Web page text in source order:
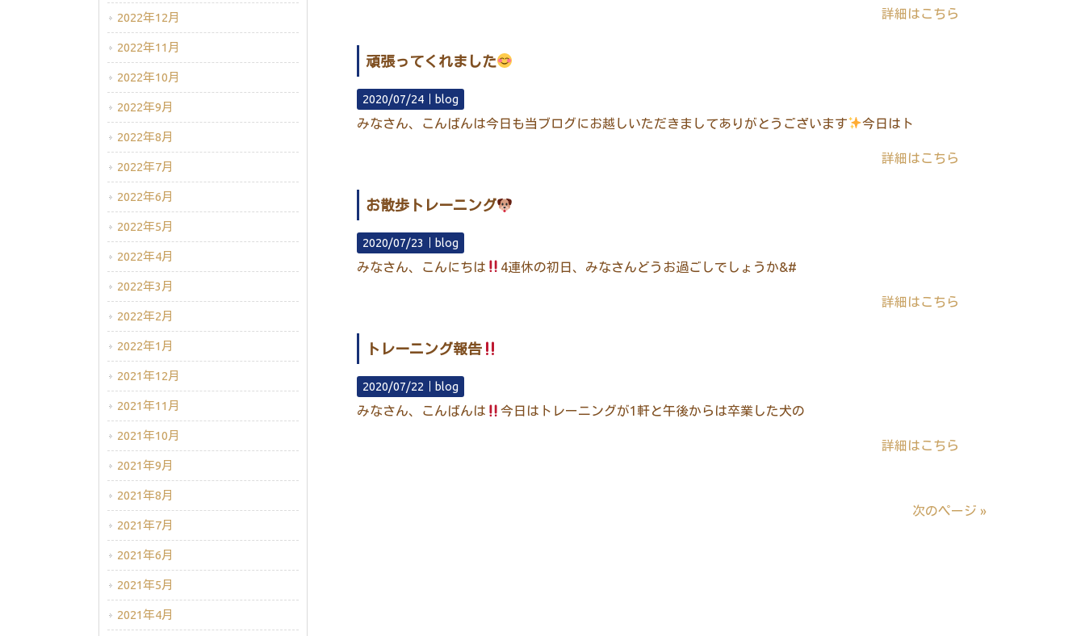
詳細はこちら
頑張ってくれました
2020/07/24｜ blog
みなさん、こんばんは今日も当ブログにお越しいただきましてありがとうございます 今日はト
詳細はこちら
お散歩トレーニング
2020/07/23｜ blog
みなさん、こんにちは 4連休の初日、みなさんどうお過ごしでしょうか&#
詳細はこちら
トレーニング報告
2020/07/22｜ blog
みなさん、こんばんは 今日はトレーニングが1軒と午後からは卒業した犬の
詳細はこちら
次のページ »
2022年12月
2022年11月
2022年10月
2022年9月
2022年8月
2022年7月
2022年6月
2022年5月
2022年4月
2022年3月
2022年2月
2022年1月
2021年12月
2021年11月
2021年10月
2021年9月
2021年8月
2021年7月
2021年6月
2021年5月
2021年4月